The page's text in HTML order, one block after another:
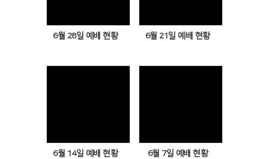
6월 28일 예배 현황 6월 21일 예배 현황
6월 14일 예배 현황 6월 7일 예배 현황